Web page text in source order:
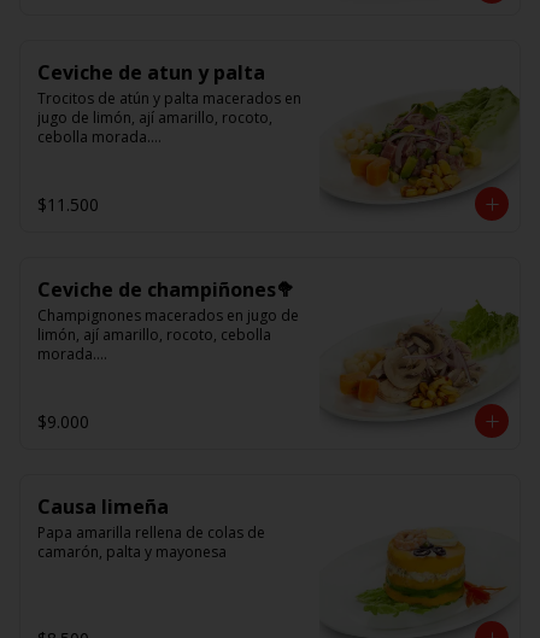
Ceviche de atun y palta
Trocitos de atún y palta macerados en
jugo de limón, ají amarillo, rocoto,
cebolla morada.
$11.500
Ceviche de champiñones🥦
Champignones macerados en jugo de
limón, ají amarillo, rocoto, cebolla
morada.
$9.000
Causa limeña
Papa amarilla rellena de colas de
camarón, palta y mayonesa